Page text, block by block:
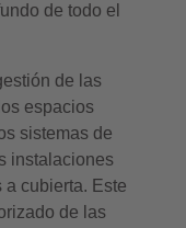
de todo el
de las
espacios
sistemas de
instalaciones
cubierta. Este
de las